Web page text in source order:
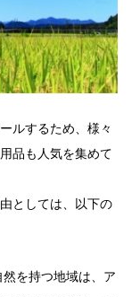
ルするため、様々
品も人気を集めて
としては、以下の
を持つ地域は、ア